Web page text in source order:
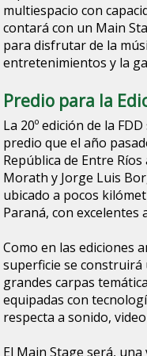
multiespacio con
contará con un Main
para disfrutar de la
entretenimientos y la
Predio para la
La 20º edición de la
predio que el año
República de Entre
Morath y Jorge Luis
ubicado a pocos
Paraná, con excelentes
Como en las ediciones
superficie se
grandes carpas
equipadas con
respecta a sonido,
El Main Stage será, una